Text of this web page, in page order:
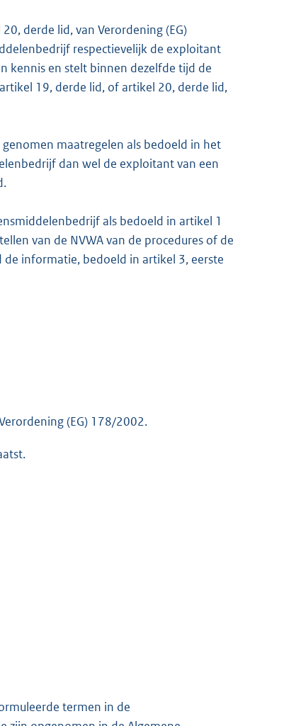
derde lid, van Verordening (EG)
respectievelijk de exploitant
kennis en stelt binnen dezelfde tijd de
19, derde lid, of artikel 20, derde lid,
maatregelen als bedoeld in het
dan wel de exploitant van een
als bedoeld in artikel 1
van de NVWA van de procedures of de
informatie, bedoeld in artikel 3, eerste
(EG) 178/2002.
termen in de